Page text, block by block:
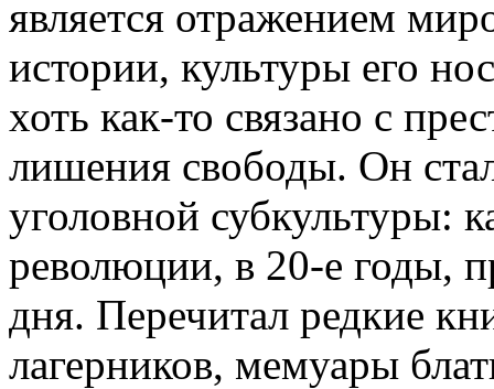
является отражением
истории, культуры его
хоть как-то связано с
лишения свободы. Он
уголовной субкультуры:
революции, в 20-е годы,
дня. Перечитал редкие
лагерников, мемуары